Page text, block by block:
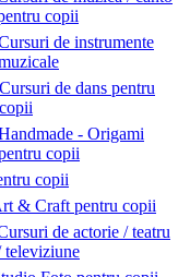
copii
de instrumente
Cursuri de dans pentru
copii
- Origami
copii
copii
& Craft pentru copii
de actorie / teatru
televiziune